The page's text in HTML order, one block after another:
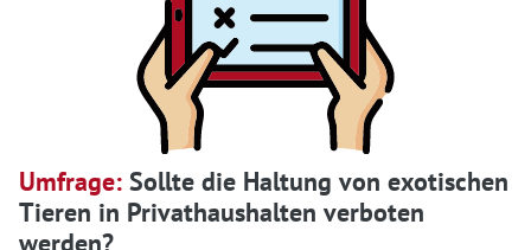
Umfrage: Sollte die Haltung von exotischen
Tieren in Privathaushalten verboten
werden?